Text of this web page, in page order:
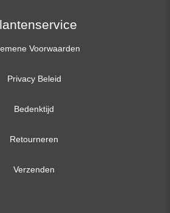
Voorwaarden
Privacy Beleid
Bedenktijd
Retourneren
Verzenden